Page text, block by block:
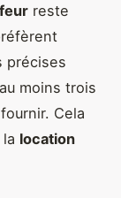
reste
précises
moins trois
Cela
location